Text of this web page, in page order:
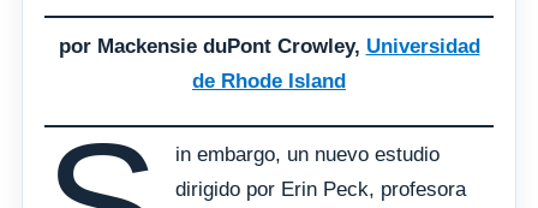
por Mackensie duPont Crowley, Universidad
de Rhode Island
in embargo, un nuevo estudio
dirigido por Erin Peck, profesora